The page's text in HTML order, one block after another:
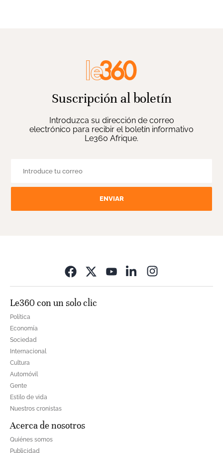
Suscripción al boletín
Introduzca su dirección de correo
electrónico para recibir el boletín informativo
Le360 Afrique.
ENVIAR
Le360 con un solo clic
Política
Economía
Sociedad
Internacional
Cultura
Automóvil
Gente
Estilo de vida
Nuestros cronistas
Acerca de nosotros
Quiénes somos
Publicidad